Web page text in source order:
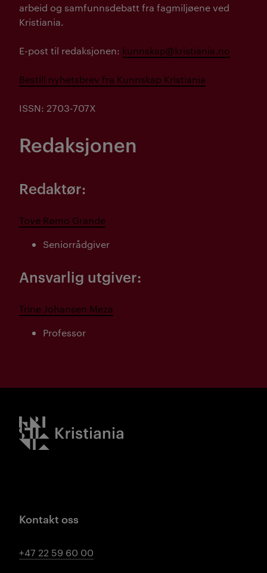
arbeid og samfunnsdebatt fra fagmiljøene ved
Kristiania.
E-post til redaksjonen: kunnskap@kristiania.no
Bestill nyhetsbrev fra Kunnskap Kristiania
ISSN: 2703-707X
Redaksjonen
Redaktør:
Tove Rømo Grande
Seniorrådgiver
Ansvarlig utgiver:
Trine Johansen Meza
Professor
Kristiania logo
Kontakt oss
+47 22 59 60 00